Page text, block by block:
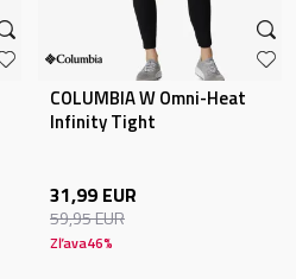
COLUMBIA W Omni-Heat
Infinity Tight
31,99 EUR
59,95EUR
Zľava46%